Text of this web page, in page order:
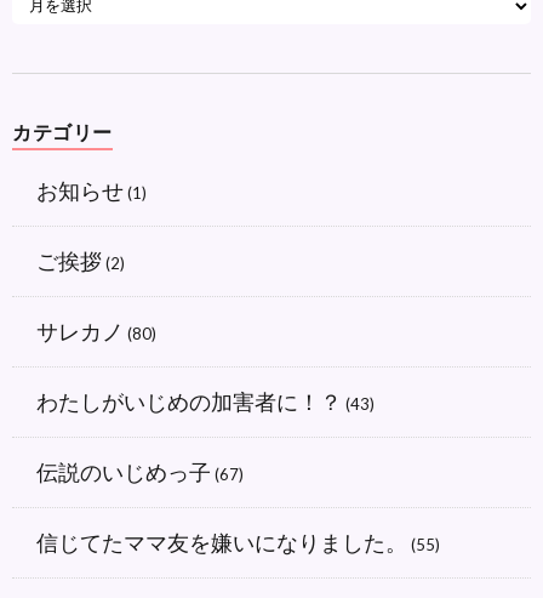
カテゴリー
お知らせ(1)
ご挨拶(2)
サレカノ (80)
わたしがいじめの加害者に！？ (43)
伝説のいじめっ子 (67)
信じてたママ友を嫌いになりました。 (55)